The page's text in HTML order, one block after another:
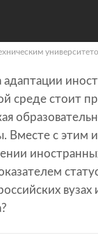
среде стоит
Вместе с этим
вузах